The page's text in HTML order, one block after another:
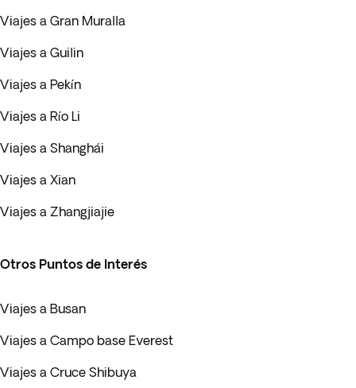
Viajes a Gran Muralla
Viajes a Guilin
Viajes a Pekín
Viajes a Río Li
Viajes a Shanghái
Viajes a Xian
Viajes a Zhangjiajie
Otros Puntos de Interés
Viajes a Busan
Viajes a Campo base Everest
Viajes a Cruce Shibuya